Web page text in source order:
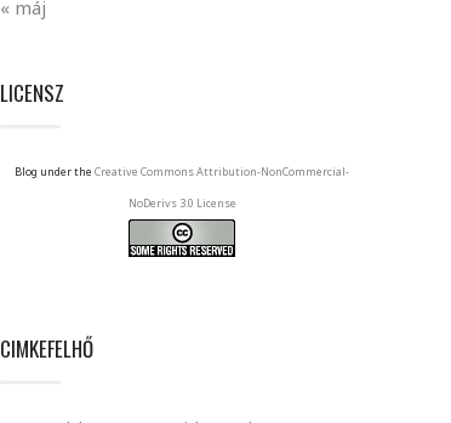
« máj
LICENSZ
Blog under the Creative Commons Attribution-NonCommercial-
NoDerivs 3.0 License
CIMKEFELHŐ